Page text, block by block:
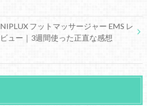
NIPLUX フットマッサージャー EMS レ
ビュー｜3週間使った正直な感想